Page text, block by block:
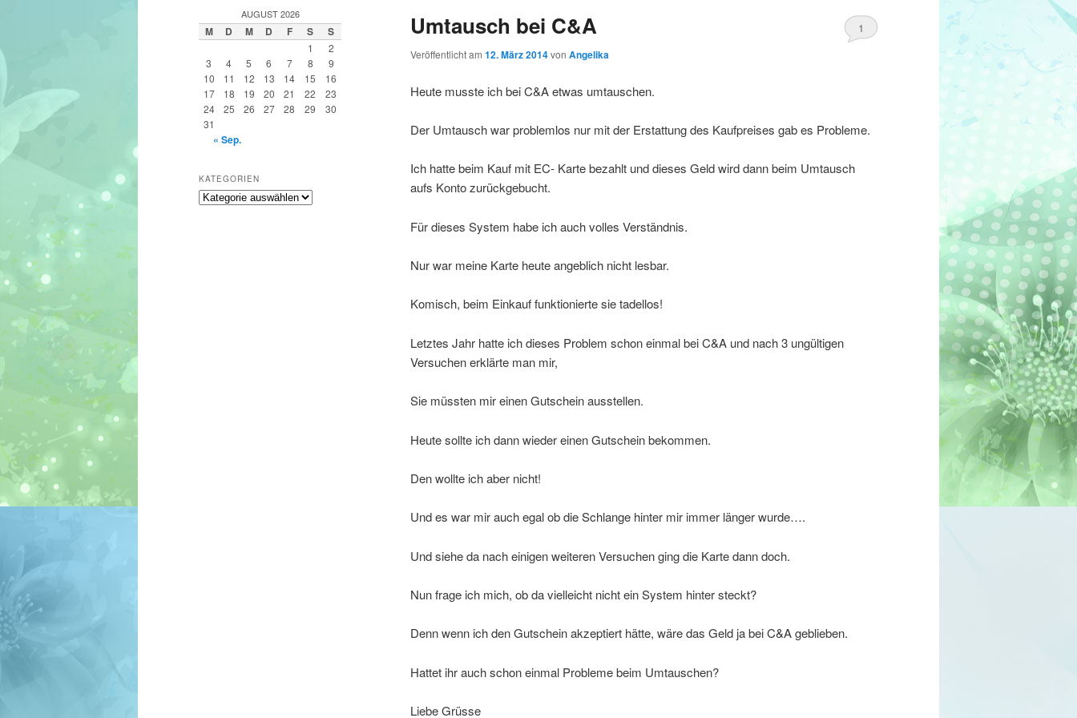
Umtausch bei C&A
Veröffentlicht am 12. März 2014von Angelika
1
Heute musste ich bei C&A etwas umtauschen.
Der Umtausch war problemlos nur mit der Erstattung des Kaufpreises gab es Probleme.
Ich hatte beim Kauf mit EC- Karte bezahlt und dieses Geld wird dann beim Umtausch
aufs Konto zurückgebucht.
Für dieses System habe ich auch volles Verständnis.
Nur war meine Karte heute angeblich nicht lesbar.
Komisch, beim Einkauf funktionierte sie tadellos!
Letztes Jahr hatte ich dieses Problem schon einmal bei C&A und nach 3 ungültigen
Versuchen erklärte man mir,
Sie müssten mir einen Gutschein ausstellen.
Heute sollte ich dann wieder einen Gutschein bekommen.
Den wollte ich aber nicht!
Und es war mir auch egal ob die Schlange hinter mir immer länger wurde….
Und siehe da nach einigen weiteren Versuchen ging die Karte dann doch.
Nun frage ich mich, ob da vielleicht nicht ein System hinter steckt?
Denn wenn ich den Gutschein akzeptiert hätte, wäre das Geld ja bei C&A geblieben.
Hattet ihr auch schon einmal Probleme beim Umtauschen?
Liebe Grüsse
e
n
AUGUST 2026
M D M D F S S
1
2
3
4 5 6 7 8
9
10
11 12 13 14 15
16
17
18 19 20 21 22
23
24
25 26 27 28 29
30
31
« Sep.
KATEGORIEN
Kategorien